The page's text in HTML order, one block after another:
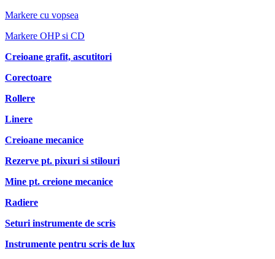
Markere cu vopsea
Markere OHP si CD
Creioane grafit, ascutitori
Corectoare
Rollere
Linere
Creioane mecanice
Rezerve pt. pixuri si stilouri
Mine pt. creione mecanice
Radiere
Seturi instrumente de scris
Instrumente pentru scris de lux